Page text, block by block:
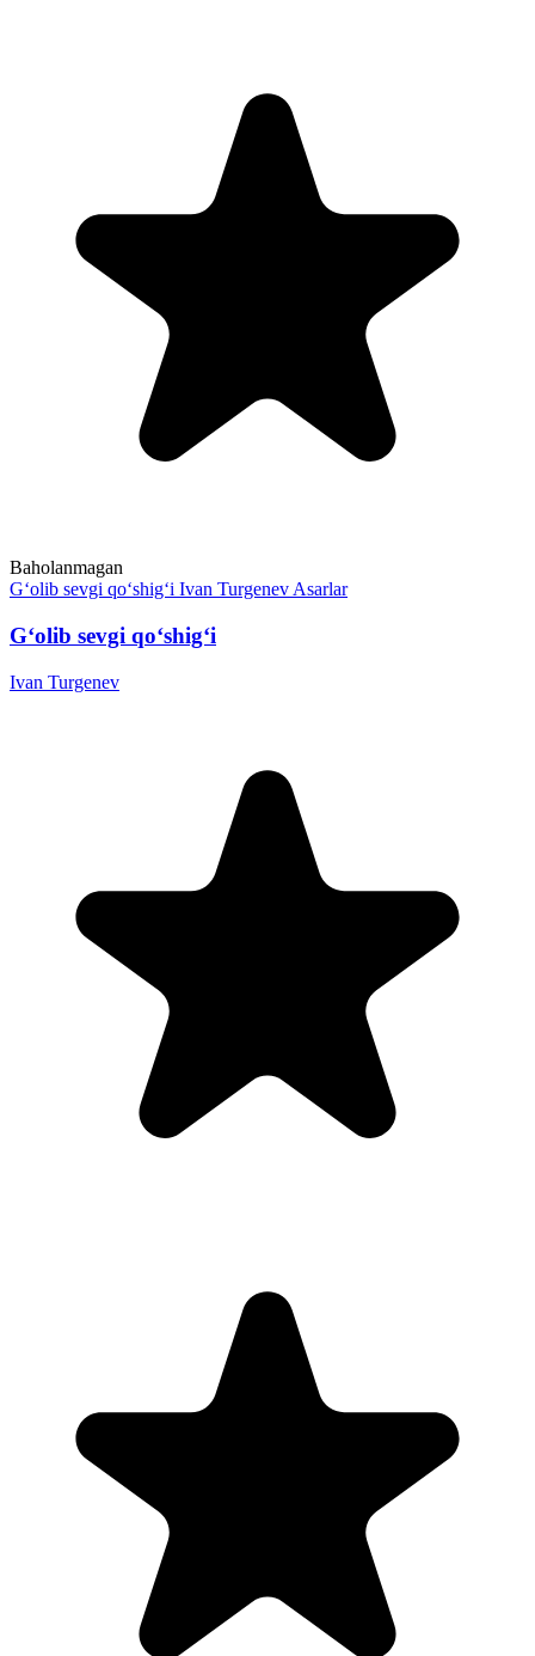
Baholanmagan
G‘olib sevgi qo‘shig‘i Ivan Turgenev Asarlar
G‘olib sevgi qo‘shig‘i
Ivan Turgenev